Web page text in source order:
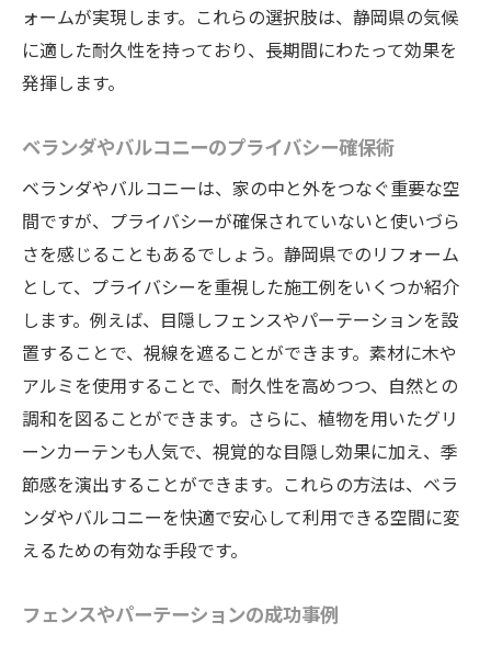
ォームが実現します。これらの選択肢は、静岡県の気候
に適した耐久性を持っており、長期間にわたって効果を
発揮します。
ベランダやバルコニーのプライバシー確保術
ベランダやバルコニーは、家の中と外をつなぐ重要な空
間ですが、プライバシーが確保されていないと使いづら
さを感じることもあるでしょう。静岡県でのリフォーム
として、プライバシーを重視した施工例をいくつか紹介
します。例えば、目隠しフェンスやパーテーションを設
置することで、視線を遮ることができます。素材に木や
アルミを使用することで、耐久性を高めつつ、自然との
調和を図ることができます。さらに、植物を用いたグリ
ーンカーテンも人気で、視覚的な目隠し効果に加え、季
節感を演出することができます。これらの方法は、ベラ
ンダやバルコニーを快適で安心して利用できる空間に変
えるための有効な手段です。
フェンスやパーテーションの成功事例